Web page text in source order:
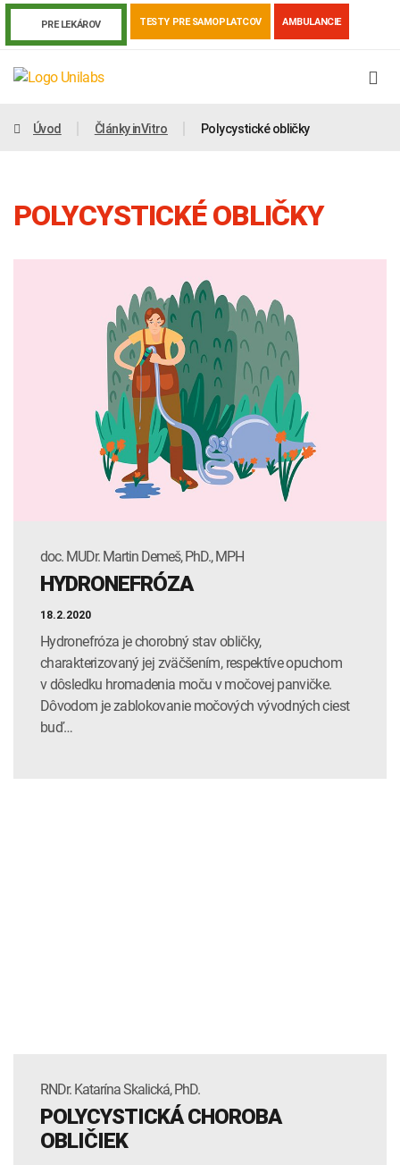
PRE LEKÁROV TESTY PRE SAMOPLATCOV AMBULANCIE
Covid-19 Žiadanky a tlačivá
Výsledky vyšetrení Kortizol Odberová príručka
INTOLERANCIA POTRAVÍN Lymská borelióza
Human papillomavirus (HPV)
Úvod Články inVitro Polycystické obličky
POLYCYSTICKÉ OBLIČKY
doc. MUDr. Martin Demeš, PhD., MPH
HYDRONEFRÓZA
18.2.2020
Hydronefróza je chorobný stav obličky,
charakterizovaný jej zväčšením, respektíve opuchom
v dôsledku hromadenia moču v močovej panvičke.
Dôvodom je zablokovanie močových vývodných ciest
buď…
RNDr. Katarína Skalická, PhD.
POLYCYSTICKÁ CHOROBA
OBLIČIEK